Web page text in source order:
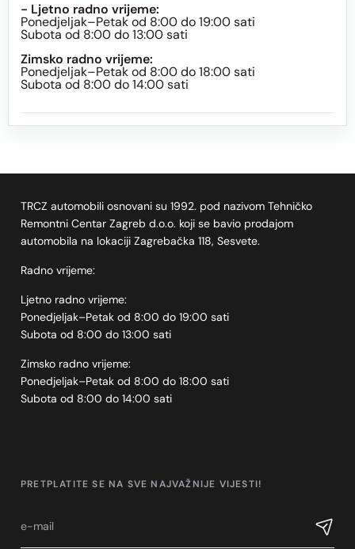
- Ljetno radno vrijeme:
Ponedjeljak–Petak od 8:00 do 19:00 sati
Subota od 8:00 do 13:00 sati
Zimsko radno vrijeme:
Ponedjeljak–Petak od 8:00 do 18:00 sati
Subota od 8:00 do 14:00 sati
TRCZ automobili osnovani su 1992. pod nazivom Tehničko
Remontni Centar Zagreb d.o.o. koji se bavio prodajom
automobila na lokaciji Zagrebačka 118, Sesvete.
Radno vrijeme:
Ljetno radno vrijeme:
Ponedjeljak–Petak od 8:00 do 19:00 sati
Subota od 8:00 do 13:00 sati
Zimsko radno vrijeme:
Ponedjeljak–Petak od 8:00 do 18:00 sati
Subota od 8:00 do 14:00 sati
PRETPLATITE SE NA SVE NAJVAŽNIJE VIJESTI!